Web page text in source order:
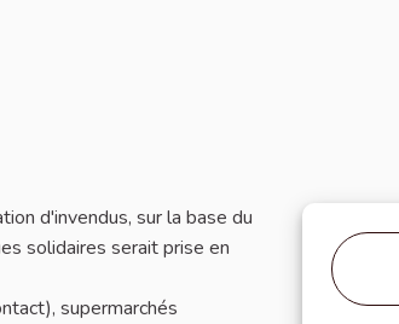
d'invendus, sur la base du
solidaires serait prise en
supermarchés